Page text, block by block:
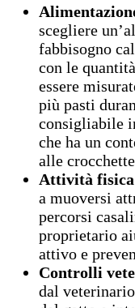
scegliere
fabbisogno
con le
essere
più pasti
consigliabile
che ha un
alle
Attività
a muoversi
percorsi
proprietario
attivo e
Controlli
dal